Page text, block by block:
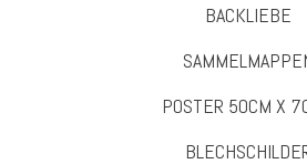
BACKLIEBE
POSTER 50CM X